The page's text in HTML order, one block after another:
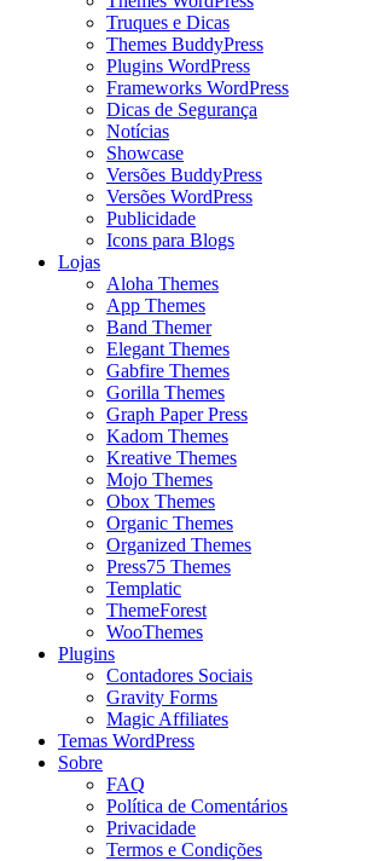
Truques e Dicas
Themes BuddyPress
Plugins WordPress
Frameworks WordPress
Dicas de Segurança
Notícias
Showcase
Versões BuddyPress
Versões WordPress
Publicidade
Icons para Blogs
Lojas
Aloha Themes
App Themes
Band Themer
Elegant Themes
Gabfire Themes
Gorilla Themes
Graph Paper Press
Kadom Themes
Kreative Themes
Mojo Themes
Obox Themes
Organic Themes
Organized Themes
Press75 Themes
Templatic
ThemeForest
WooThemes
Plugins
Contadores Sociais
Gravity Forms
Magic Affiliates
Temas WordPress
Sobre
FAQ
Política de Comentários
Privacidade
Termos e Condições